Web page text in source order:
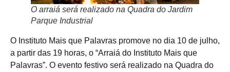
O arraiá será realizado na Quadra do Jardim
Parque Industrial
O Instituto Mais que Palavras promove no dia 10 de julho,
a partir das 19 horas, o “Arraiá do Instituto Mais que
Palavras”. O evento festivo será realizado na Quadra do